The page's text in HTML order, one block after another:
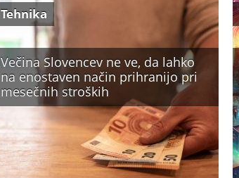
Večina Slovencev ne ve, da lahko
na enostaven način prihranijo pri
mesečnih stroških
Tehnika